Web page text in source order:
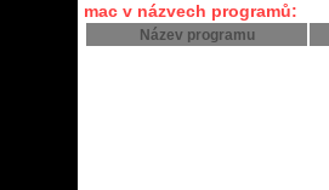
mac v názvech programů:
Název programu